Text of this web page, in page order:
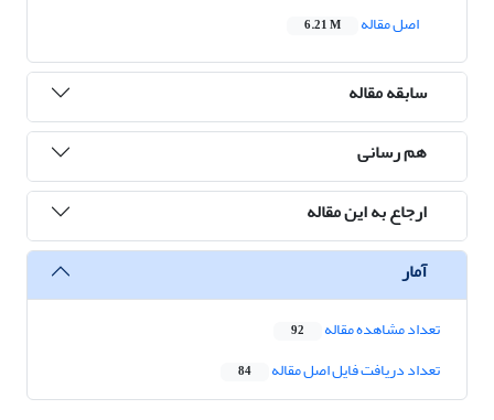
اصل مقاله
6.21 M
سابقه مقاله
هم رسانی
ارجاع به این مقاله
آمار
تعداد مشاهده مقاله 92
تعداد دریافت فایل اصل مقاله 84